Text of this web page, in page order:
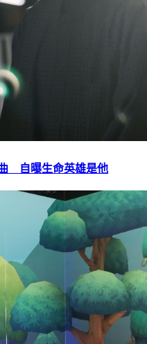
自曝生命英雄是他